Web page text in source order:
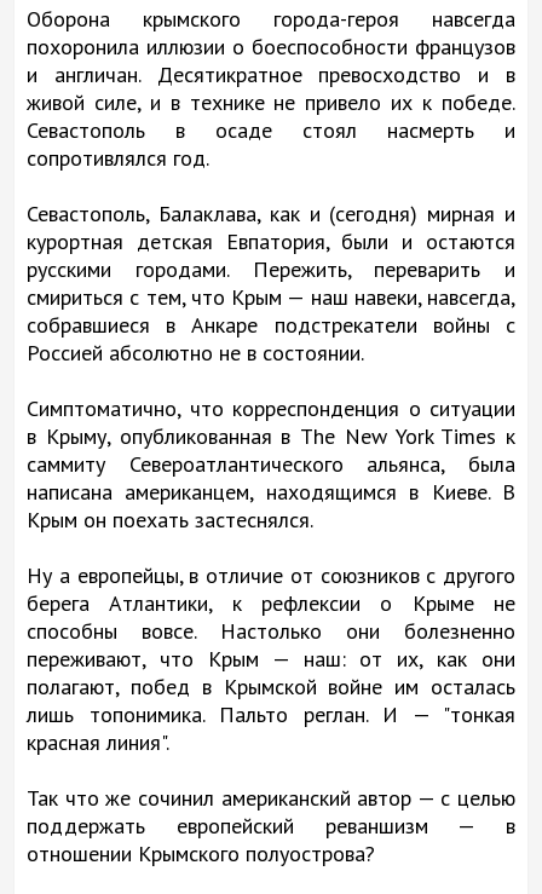
Оборона крымского города-героя навсегда
похоронила иллюзии о боеспособности французов
и англичан. Десятикратное превосходство и в
живой силе, и в технике не привело их к победе.
Севастополь в осаде стоял насмерть и
сопротивлялся год.
Севастополь, Балаклава, как и (сегодня) мирная и
курортная детская Евпатория, были и остаются
русскими городами. Пережить, переварить и
смириться с тем, что Крым — наш навеки, навсегда,
собравшиеся в Анкаре подстрекатели войны с
Россией абсолютно не в состоянии.
Симптоматично, что корреспонденция о ситуации
в Крыму, опубликованная в The New York Times к
саммиту Североатлантического альянса, была
написана американцем, находящимся в Киеве. В
Крым он поехать застеснялся.
Ну а европейцы, в отличие от союзников с другого
берега Атлантики, к рефлексии о Крыме не
способны вовсе. Настолько они болезненно
переживают, что Крым — наш: от их, как они
полагают, побед в Крымской войне им осталась
лишь топонимика. Пальто реглан. И — "тонкая
красная линия".
Так что же сочинил американский автор — с целью
поддержать европейский реваншизм — в
отношении Крымского полуострова?